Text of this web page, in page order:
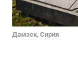
Дамаск, Сирия